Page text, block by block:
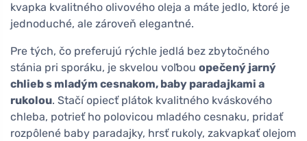
kvapka kvalitného olivového oleja a máte jedlo, ktoré je
jednoduché, ale zároveň elegantné.
Pre tých, čo preferujú rýchle jedlá bez zbytočného
stánia pri sporáku, je skvelou voľbou opečený jarný
chlieb s mladým cesnakom, baby paradajkami a
rukolou. Stačí opiecť plátok kvalitného kváskového
chleba, potrieť ho polovicou mladého cesnaku, pridať
rozpôlené baby paradajky, hrsť rukoly, zakvapkať olejom